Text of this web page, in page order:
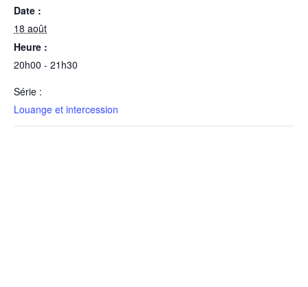
Date :
18 août
Heure :
20h00 - 21h30
Série :
Louange et intercession